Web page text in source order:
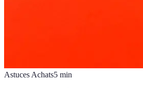
Astuces Achats5 min